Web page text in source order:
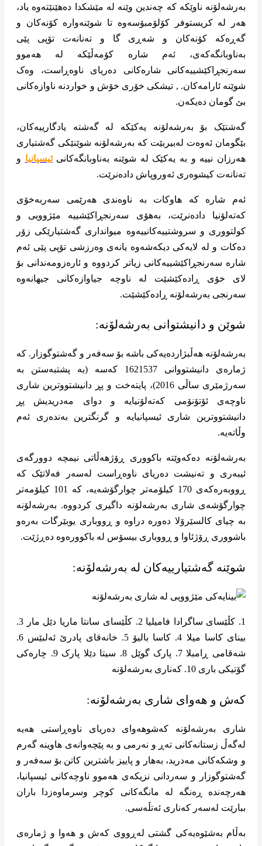
بەرشەلۆنە ناوێکە کە چەندین وێنە لە مێشکدا دەهێنێتەوە یاد،
هەر لە کریستوفر کۆلۆمبۆسەوە تا شوێنەوارە کۆنەکان و
گەڕەکە کۆنەکان و شەڕی گا و تەنانەت تۆپی پێی
بەناوبانگەکەی، ئەم شارە کۆمەڵێکە لە هەموو
سەرنجڕاکێشییەکانی شارەکانی دەریای ناوەڕاست، وەک
شوێنە ئارامەکان. , تیشکی خۆری خۆش و خواردنە ناوازەکانی
بێ گومان دەیکەن.
گەشتێک بۆ بەرشەلۆنە یەکێکە لە گەشتە یادگارییەکان،
بێگومان ئەوەت لەبیربێت کە بەرشەلۆنە شوێنێکی گەشتیاری
هەرزان نییە و بە یەکێک لە شوێنە بەناوبانگەکانیئیسپانیا و
تەنانەت کیشوەری ئەوروپاش دادەنرێت.
ئەم شارە کە هاوکات بە ناوەندی هەرێمی سەربەخۆی
کەتەلۆنیا دادەنرێت، بەهۆی سەرنجڕاکێشییە مێژوویی و
کولتووری و سروشتییەکانییەوە میوانداری گەشتیارێکی زۆر
دەکات و لە لایەکی دیکەشەوە یانەی وەرزشی تۆپی پێی ئەم
شارە سەرنجڕاکێشییەکانی زیاتر کردووە و ئارەزومەندانی بۆ
لای خۆی ڕادەکێشێت لە ناوچە جیاوازەکانی جیهانەوە
سەرنجی بەرشەلۆنە ڕادەکێشێت.
شوێن و دانیشتوانی بەرشەلۆنە:
بەرشەلۆنە هەڵبژاردەیەکی باشە بۆ سەفەر و گەشتوگوزار. کە
ژمارەی دانیشتووانی 1621537 کەسە (بە پشتبەستن بە
سەرژمێری ساڵی 2016)، پایتەخت و پڕ دانیشتووترین شاری
ناوچەی ئۆتۆنۆمی کەتەلۆنیایە و دوای مەدریدیش پڕ
دانیشتووترین شاری ئیسپانیایە و گرنگترین بەندەری ئەم
وڵاتەیە.
بەرشەلۆنە دەکەوێتە باکووری ڕۆژهەڵاتی نیمچە دوورگەی
ئیبەری و تەنیشت دەریای ناوەڕاست لەسەر فەلاتێک کە
ڕووبەرەکەی 170 کیلۆمەتر چوارگۆشەیە، کە 101 کیلۆمەتر
چوارگۆشەی شاری بەرشەلۆنە داگیری کردووە. بەرشەلۆنە
بە چیای کالسێرۆلا دەورە دراوە و ڕووباری یوبێرگات بەرەو
باشووری ڕۆژئاوا و ڕووباری بیسۆس لە باکوورەوە دەڕژێت.
شوێنە گەشتیارییەکان لە بەرشەلۆنە:
1. کڵێسای ساگرادا فامیلیا 2. کڵێسای سانتا ماریا دێل مار 3.
بینای کاسا میلا 4. کاسا بالیۆ 5. خانەقای پادرێ ئەلبێس 6.
شەقامی ڕامبلا 7. پارک گوێل 8. سیتا دێلا پارک 9. چارەکی
گۆتیکی باری 10. کەناری بەرشەلۆنە
کەش و هەوای شاری بەرشەلۆنە:
شاری بەرشەلۆنە کەشوهەوای دەریای ناوەڕاستی هەیە
لەگەڵ زستانەکانی تەڕ و نەرمی و بە پێچەوانەی هاوینە گەرم
و وشکەکانی مەدرید، بەهار و پاییز باشترین کاتن بۆ سەفەر و
گەشتوگوزار و سەردانی نزیکەی هەموو ناوچەکانی ئیسپانیا،
هەرچەندە ڕەنگە لە مانگەکانی کوچر وسرماوه‌زدا باران
ببارێت لەسەر کەناری ئەتڵەسی.
بەڵام بەشێوەیەکی گشتی لەڕووی کەش و هەوا و ژمارەی